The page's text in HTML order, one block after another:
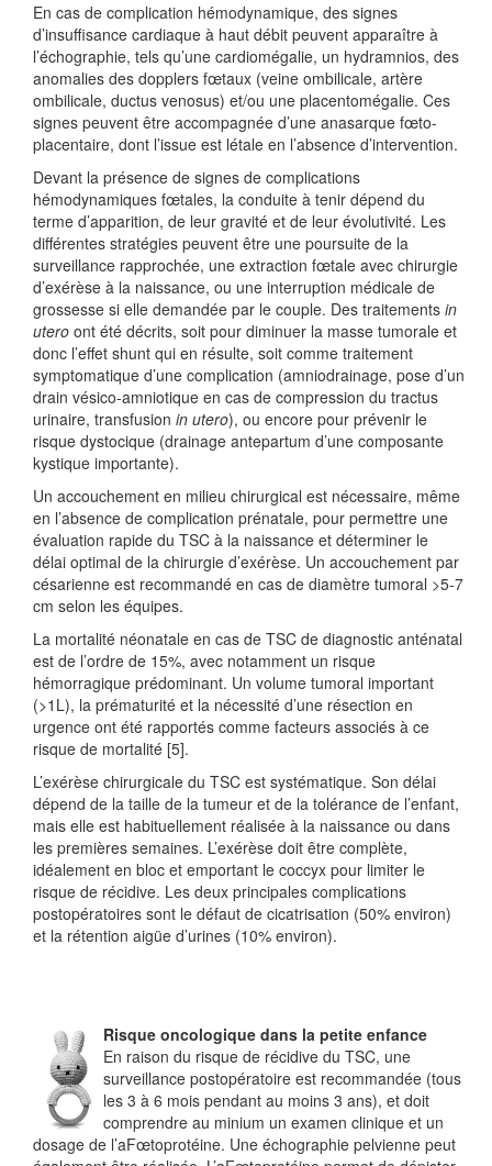
En cas de complication hémodynamique, des signes
d’insuffisance cardiaque à haut débit peuvent apparaître à
l’échographie, tels qu’une cardiomégalie, un hydramnios, des
anomalies des dopplers fœtaux (veine ombilicale, artère
ombilicale, ductus venosus) et/ou une placentomégalie. Ces
signes peuvent être accompagnée d’une anasarque fœto-
placentaire, dont l’issue est létale en l’absence d’intervention.
Devant la présence de signes de complications
hémodynamiques fœtales, la conduite à tenir dépend du
terme d’apparition, de leur gravité et de leur évolutivité. Les
différentes stratégies peuvent être une poursuite de la
surveillance rapprochée, une extraction fœtale avec chirurgie
d’exérèse à la naissance, ou une interruption médicale de
grossesse si elle demandée par le couple. Des traitements in
utero ont été décrits, soit pour diminuer la masse tumorale et
donc l’effet shunt qui en résulte, soit comme traitement
symptomatique d’une complication (amniodrainage, pose d’un
drain vésico-amniotique en cas de compression du tractus
urinaire, transfusion in utero), ou encore pour prévenir le
risque dystocique (drainage antepartum d’une composante
kystique importante).
Un accouchement en milieu chirurgical est nécessaire, même
en l’absence de complication prénatale, pour permettre une
évaluation rapide du TSC à la naissance et déterminer le
délai optimal de la chirurgie d’exérèse. Un accouchement par
césarienne est recommandé en cas de diamètre tumoral >5-7
cm selon les équipes.
La mortalité néonatale en cas de TSC de diagnostic anténatal
est de l’ordre de 15%, avec notamment un risque
hémorragique prédominant. Un volume tumoral important
(>1L), la prématurité et la nécessité d’une résection en
urgence ont été rapportés comme facteurs associés à ce
risque de mortalité [5].
L’exérèse chirurgicale du TSC est systématique. Son délai
dépend de la taille de la tumeur et de la tolérance de l’enfant,
mais elle est habituellement réalisée à la naissance ou dans
les premières semaines. L’exérèse doit être complète,
idéalement en bloc et emportant le coccyx pour limiter le
risque de récidive. Les deux principales complications
postopératoires sont le défaut de cicatrisation (50% environ)
et la rétention aigüe d’urines (10% environ).
Risque oncologique dans la petite enfance
En raison du risque de récidive du TSC, une
surveillance postopératoire est recommandée (tous
les 3 à 6 mois pendant au moins 3 ans), et doit
comprendre au minium un examen clinique et un
dosage de l’aFœtoprotéine. Une échographie pelvienne peut